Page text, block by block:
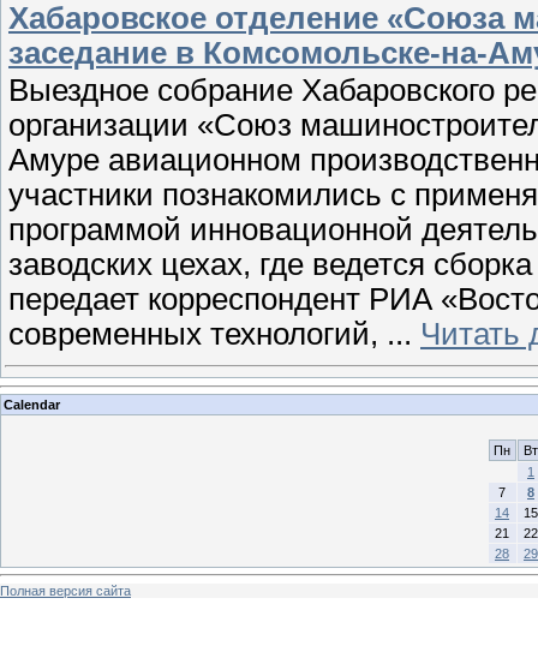
Хабаровское отделение «Союза
заседание в Комсомольске-на-
Выездное собрание Хабаровского
организации «Союз
Амуре авиационном
участники познакомились с
программой инновационной
заводских цехах, где ведется
передает корреспондент РИА
современных технологий, ... Читать
Calendar
Пн
Вт
1
7
8
14
15
21
22
28
29
Полная версия сайта